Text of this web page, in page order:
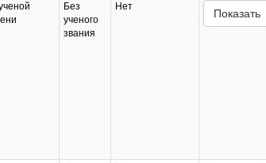
Без
ученого
звания
Нет
Показать